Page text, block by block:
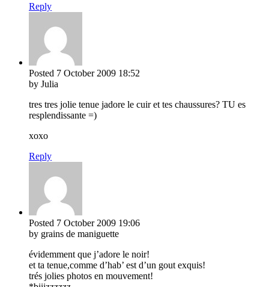
Reply
Posted 7 October 2009 18:52
by Julia
tres tres jolie tenue jadore le cuir et tes chaussures? TU es
resplendissante =)
xoxo
Reply
Posted 7 October 2009 19:06
by grains de maniguette
évidemment que j’adore le noir!
et ta tenue,comme d’hab’ est d’un gout exquis!
trés jolies photos en mouvement!